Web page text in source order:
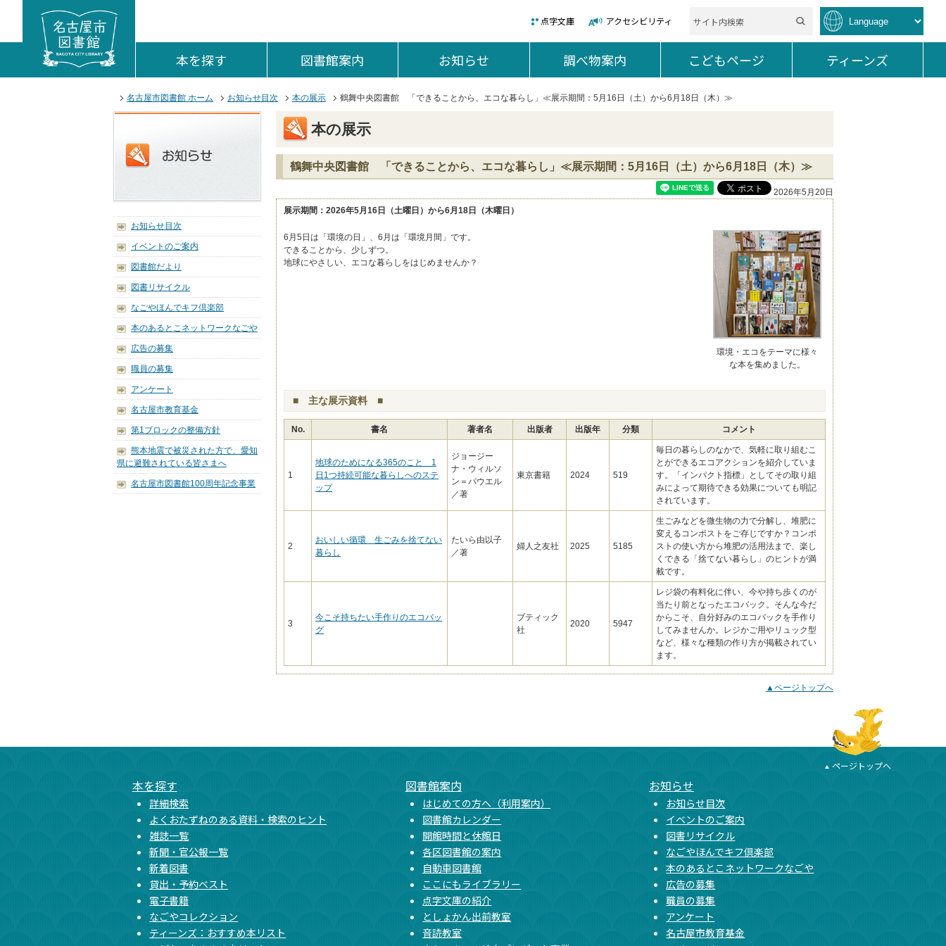
ここからサイト内共通メニューです。
サイト内共通メニューをスキップする
点字文庫 アクセシビリティ
本を探す 図書館案内 お知らせ 調べ物案内 こどもページ ティーンズ
サイト内共通メニューここまで。
名古屋市図書館 ホーム
お知らせ目次 本の展示 鶴舞中央図書館 「できることから、エコな暮らし」≪展示期間：5月16日（土）から6月18日（木）≫
お知らせ目次
イベントのご案内
図書館だより
図書リサイクル
なごやほんでキフ倶楽部
本のあるとこネットワークなごや
広告の募集
職員の募集
アンケート
名古屋市教育基金
第1ブロックの整備方針
熊本地震で被災された方で、愛知
県に避難されている皆さまへ
名古屋市図書館100周年記念事業
本の展示
鶴舞中央図書館 「できることから、エコな暮らし」≪展示期間：5月16日（土）から6月18日（木）≫
2026年5月20日
展示期間：2026年5月16日（土曜日）から6月18日（木曜日）
環境・エコをテーマに様々
な本を集めました。
6月5日は「環境の日」、6月は「環境月間」です。
できることから、少しずつ。
地球にやさしい、エコな暮らしをはじめませんか？
■ 主な展示資料 ■
No. 書名 著者名 出版者 出版年 分類 コメント
1
地球のためになる365のこと 1
日1つ持続可能な暮らしへのステ
ップ
ジョージー
ナ・ウィルソ
ン＝パウエル
／著
東京書籍 2024 519
毎日の暮らしのなかで、気軽に取り組むこ
とができるエコアクションを紹介していま
す。「インパクト指標」としてその取り組
みによって期待できる効果についても明記
されています。
2
おいしい循環 生ごみを捨てない
暮らし
たいら由以子
／著
婦人之友社 2025 5185
生ごみなどを微生物の力で分解し、堆肥に
変えるコンポストをご存じですか？コンポ
ストの使い方から堆肥の活用法まで、楽し
くできる「捨てない暮らし」のヒントが満
載です。
3
今こそ持ちたい手作りのエコバッ
グ
ブティック
社
2020 5947
レジ袋の有料化に伴い、今や持ち歩くのが
当たり前となったエコバック。そんな今だ
からこそ、自分好みのエコバックを手作り
してみませんか。レジかご用やリュック型
など、様々な種類の作り方が掲載されてい
ます。
▲ページトップへ
ページトップへ
本を探す
詳細検索
よくおたずねのある資料・検索のヒント
雑誌一覧
新聞・官公報一覧
新着図書
貸出・予約ベスト
電子書籍
なごやコレクション
ティーンズ：おすすめ本リスト
図書館案内
はじめての方へ（利用案内）
図書館カレンダー
開館時間と休館日
各区図書館の案内
自動車図書館
ここにもライブラリー
点字文庫の紹介
としょかん出前教室
音読教室
お知らせ
お知らせ目次
イベントのご案内
図書リサイクル
なごやほんでキフ倶楽部
本のあるとこネットワークなごや
広告の募集
職員の募集
アンケート
名古屋市教育基金